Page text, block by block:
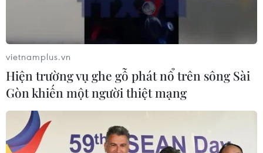
thương mại và thất thu thuế trong thời gian tới
vietnamplus.vn
Hiện trường vụ ghe gỗ phát nổ trên sông Sài
Gòn khiến một người thiệt mạng